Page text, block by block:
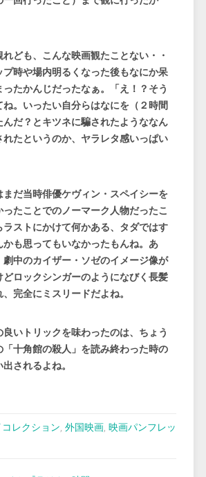
ども、こんな映画観たことない・・
プ時や場内明るくなった後もなにか呆
たかんじだったなぁ。「え！？そう
。いったい自分らはなにを（２時間
だ？とキツネに騙されたようななん
れたというのか、ヤラレタ感いっぱい
だ当時俳優ケヴィン・スペイシーを
たことでのノーマーク人物だったこ
ラストにかけて何かある、タダではす
かも思ってもいなかったもんね。あ
劇中のカイザー・ソゼのイメージ像が
ロックシンガーのようになびく長髪
完全にミスリードだよね。
いトリックを味わったのは、ちょう
「十角館の殺人」を読み終わった時の
されるよね。
コレクション, 外国映画, 映画パンフレッ